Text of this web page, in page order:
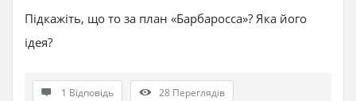
Підкажіть, що то за план «Барбаросса»? Яка його
ідея?
1 Відповідь 28 Переглядів